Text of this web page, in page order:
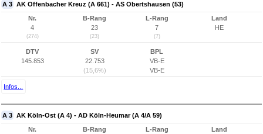
A 3 AK Offenbacher Kreuz (A 661) - AS Obertshausen (53)
Nr.
4
(274)
B-Rang
23
(23)
L-Rang
7
(7)
Land
HE
DTV
145.853
SV
22.753
(15,6%)
BPL
VB-E
VB-E
Infos...
A 3 AK Köln-Ost (A 4) - AD Köln-Heumar (A 4/A 59)
Nr.
B-Rang
L-Rang
Land